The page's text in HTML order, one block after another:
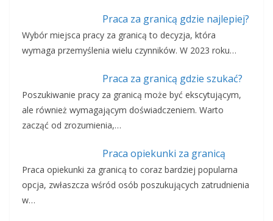
Praca za granicą gdzie najlepiej?
Wybór miejsca pracy za granicą to decyzja, która
wymaga przemyślenia wielu czynników. W 2023 roku…
Praca za granicą gdzie szukać?
Poszukiwanie pracy za granicą może być ekscytującym,
ale również wymagającym doświadczeniem. Warto
zacząć od zrozumienia,…
Praca opiekunki za granicą
Praca opiekunki za granicą to coraz bardziej popularna
opcja, zwłaszcza wśród osób poszukujących zatrudnienia
w…